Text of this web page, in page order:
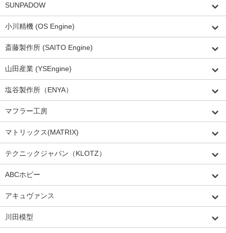
SUNPADOW
小川精機 (OS Engine)
斎藤製作所 (SAITO Engine)
山田産業 (YSEngine)
塩谷製作所（ENYA）
マフラー工房
マトリックス(MATRIX)
テクニックジャパン（KLOTZ）
ABCホビー
アキュヴァンス
川田模型